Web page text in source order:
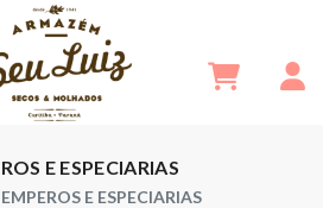
E ESPECIARIAS
E ESPECIARIAS